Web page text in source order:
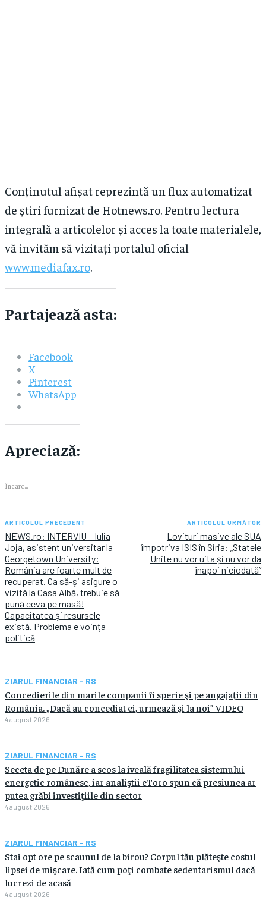
Conținutul afișat reprezintă un flux automatizat
de știri furnizat de Hotnews.ro. Pentru lectura
integrală a articolelor și acces la toate materialele,
vă invităm să vizitați portalul oficial
www.mediafax.ro.
Partajează asta:
Facebook
X
Pinterest
WhatsApp
Apreciază:
Încarc...
ARTICOLUL PRECEDENT
NEWS.ro: INTERVIU – Iulia
Joja, asistent universitar la
Georgetown University:
România are foarte mult de
recuperat. Ca să-şi asigure o
vizită la Casa Albă, trebuie să
pună ceva pe masă!
Capacitatea şi resursele
există. Problema e voinţa
politică
ARTICOLUL URMĂTOR
Lovituri masive ale SUA
împotriva ISIS în Siria: „Statele
Unite nu vor uita și nu vor da
înapoi niciodată”
ZIARUL FINANCIAR - RS
Concedierile din marile companii îi sperie şi pe angajaţii din
România. „Dacă au concediat ei, urmează şi la noi” VIDEO
4 august 2026
ZIARUL FINANCIAR - RS
Seceta de pe Dunăre a scos la iveală fragilitatea sistemului
energetic românesc, iar analiştii eToro spun că presiunea ar
putea grăbi investiţiile din sector
4 august 2026
ZIARUL FINANCIAR - RS
Stai opt ore pe scaunul de la birou? Corpul tău plăteşte costul
lipsei de mişcare. Iată cum poţi combate sedentarismul dacă
lucrezi de acasă
4 august 2026